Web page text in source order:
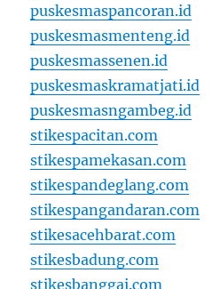
puskesmaspancoran.id
puskesmasmenteng.id
puskesmassenen.id
puskesmaskramatjati.id
puskesmasngambeg.id
stikespacitan.com
stikespamekasan.com
stikespandeglang.com
stikespangandaran.com
stikesacehbarat.com
stikesbadung.com
stikesbanggai.com